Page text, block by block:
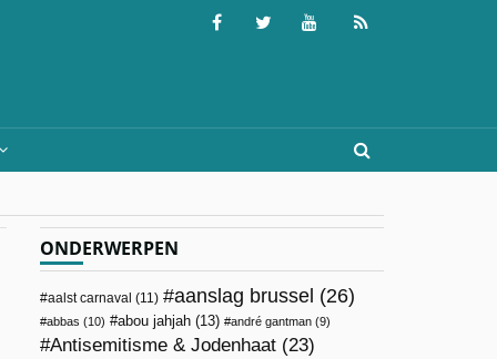
ONDERWERPEN
aalst carnaval (11) aanslag brussel (26)
abbas (10) abou jahjah (13) andré gantman (9)
Antisemitisme & Jodenhaat (23)